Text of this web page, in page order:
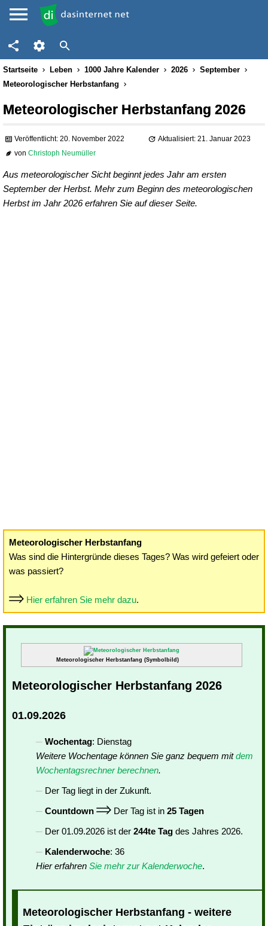
Startseite Leben 1000 Jahre Kalender 2026
September
Meteorologischer Herbstanfang
Meteorologischer Herbstanfang 2026
Veröffentlicht: 20. November 2022
Aktualisiert: 21. Januar 2023
vonChristoph Neumüller
Aus meteorologischer Sicht beginnt jedes Jahr am ersten
September der Herbst. Mehr zum Beginn des meteorologischen
Herbst im Jahr 2026 erfahren Sie auf dieser Seite.
Meteorologischer Herbstanfang
Was sind die Hintergründe dieses Tages? Was wird gefeiert oder
was passiert?
Hier erfahren Sie mehr dazu.
Meteorologischer Herbstanfang (Symbolbild)
Meteorologischer Herbstanfang 2026
01.09.2026
Wochentag: Dienstag
Weitere Wochentage können Sie ganz bequem mitdem
Wochentagsrechner berechnen.
Der Tag liegt in der Zukunft.
Countdown
Der Tag ist in 25 Tagen
Der 01.09.2026 ist der 244te Tag des Jahres 2026.
Kalenderwoche: 36
Hier erfahren Sie mehr zur Kalenderwoche.
Meteorologischer Herbstanfang - weitere